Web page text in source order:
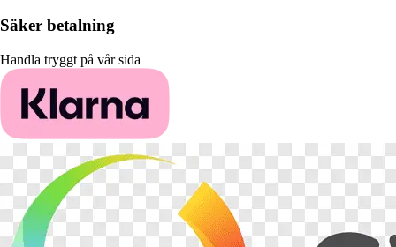
Säker betalning
Handla tryggt på vår sida